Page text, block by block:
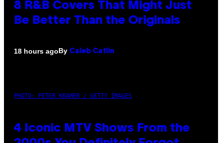
8 R&B Covers That Might Just
Be Better Than the Originals
18 hours agoBy Caleb Catlin
PHOTO: PETER KRAMER / GETTY IMAGES
4 Iconic MTV Shows From the